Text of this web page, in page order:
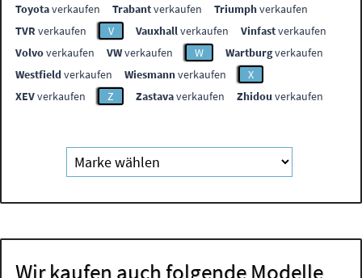
Toyotaverkaufen Trabantverkaufen Triumphverkaufen
TVR verkaufen V Vauxhallverkaufen Vinfastverkaufen
Volvoverkaufen VWverkaufen W Wartburgverkaufen
Westfieldverkaufen Wiesmannverkaufen
X
XEVverkaufen Z Zastavaverkaufen Zhidou verkaufen
Wir kaufen auch folgende Modelle